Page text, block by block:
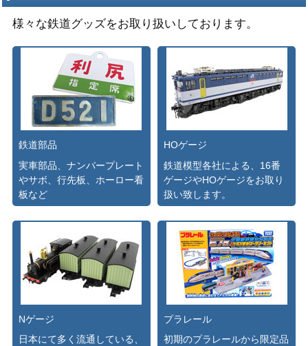
様々な鉄道グッズをお取り扱いしております。
鉄道部品
実車部品、ナンバープレート
やサボ、行先板、ホーロー看
板など
HOゲージ
鉄道模型各社による、16番
ゲージやHOゲージをお取り
扱い致します。
Nゲージ
日本にて多く流通している、
プラレール
初期のプラレールから限定品